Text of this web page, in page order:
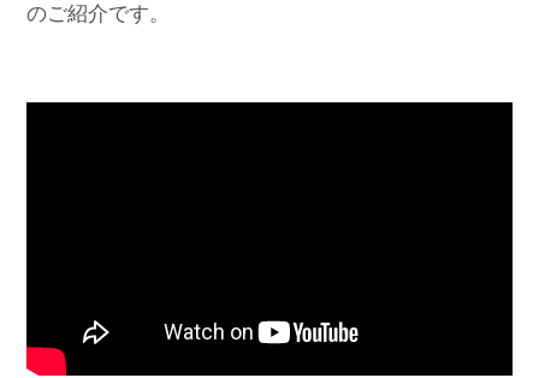
のご紹介です。